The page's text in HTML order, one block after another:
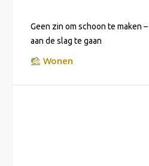
Geen zin om schoon te maken
aan de slag te gaan
Wonen